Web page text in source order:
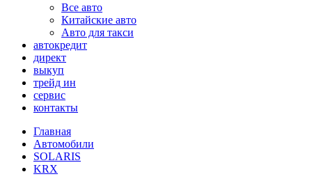
Все авто
Китайские авто
Авто для такси
автокредит
директ
выкуп
трейд ин
сервис
контакты
Главная
Автомобили
SOLARIS
KRX